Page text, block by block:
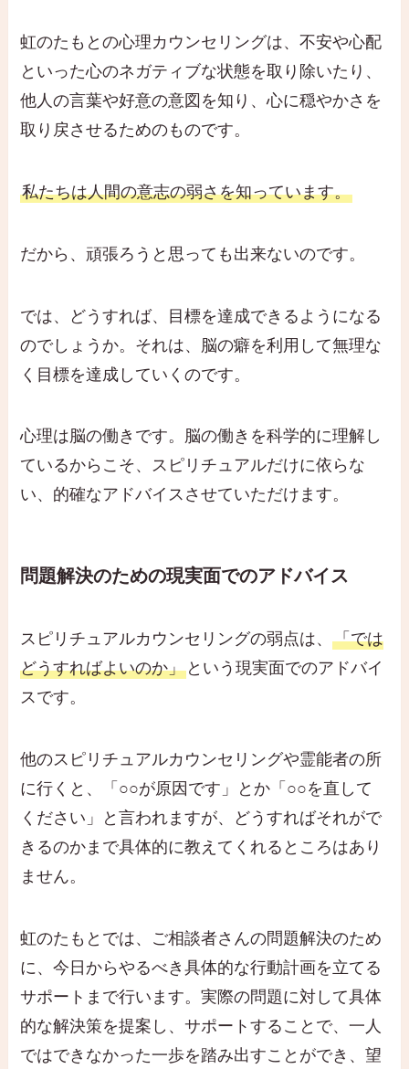
虹のたもとの心理カウンセリングは、不安や心配
といった心のネガティブな状態を取り除いたり、
他人の言葉や好意の意図を知り、心に穏やかさを
取り戻させるためのものです。
私たちは人間の意志の弱さを知っています。
だから、頑張ろうと思っても出来ないのです。
では、どうすれば、目標を達成できるようになる
のでしょうか。それは、脳の癖を利用して無理な
く目標を達成していくのです。
心理は脳の働きです。脳の働きを科学的に理解し
ているからこそ、スピリチュアルだけに依らな
い、的確なアドバイスさせていただけます。
問題解決のための現実面でのアドバイス
スピリチュアルカウンセリングの弱点は、「では
どうすればよいのか」 という現実面でのアドバイ
スです。
他のスピリチュアルカウンセリングや霊能者の所
に行くと、「○○が原因です」とか「○○を直して
ください」と言われますが、どうすればそれがで
きるのかまで具体的に教えてくれるところはあり
ません。
虹のたもとでは、ご相談者さんの問題解決のため
に、今日からやるべき具体的な行動計画を立てる
サポートまで行います。実際の問題に対して具体
的な解決策を提案し、サポートすることで、一人
ではできなかった一歩を踏み出すことができ、望